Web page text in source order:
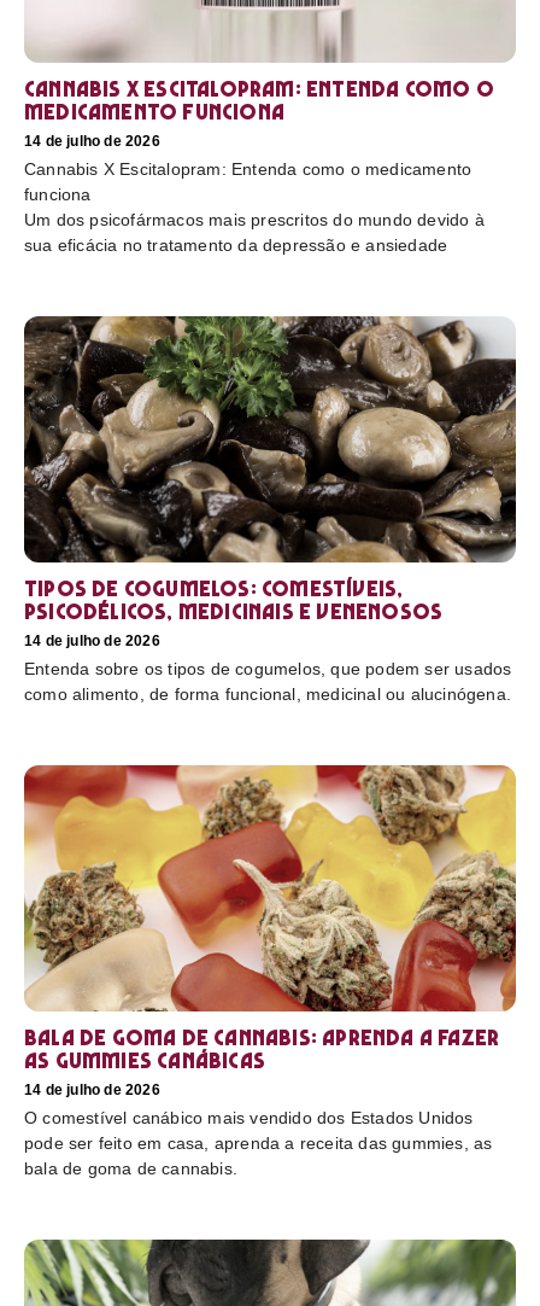
Cannabis X Escitalopram: Entenda como o
medicamento funciona
14 de julho de 2026
Cannabis X Escitalopram: Entenda como o medicamento
funciona
Um dos psicofármacos mais prescritos do mundo devido à
sua eficácia no tratamento da depressão e ansiedade
Tipos de cogumelos: comestíveis,
psicodélicos, medicinais e venenosos
14 de julho de 2026
Entenda sobre os tipos de cogumelos, que podem ser usados
como alimento, de forma funcional, medicinal ou alucinógena.
Bala de goma de cannabis: aprenda a fazer
as gummies canábicas
14 de julho de 2026
O comestível canábico mais vendido dos Estados Unidos
pode ser feito em casa, aprenda a receita das gummies, as
bala de goma de cannabis.